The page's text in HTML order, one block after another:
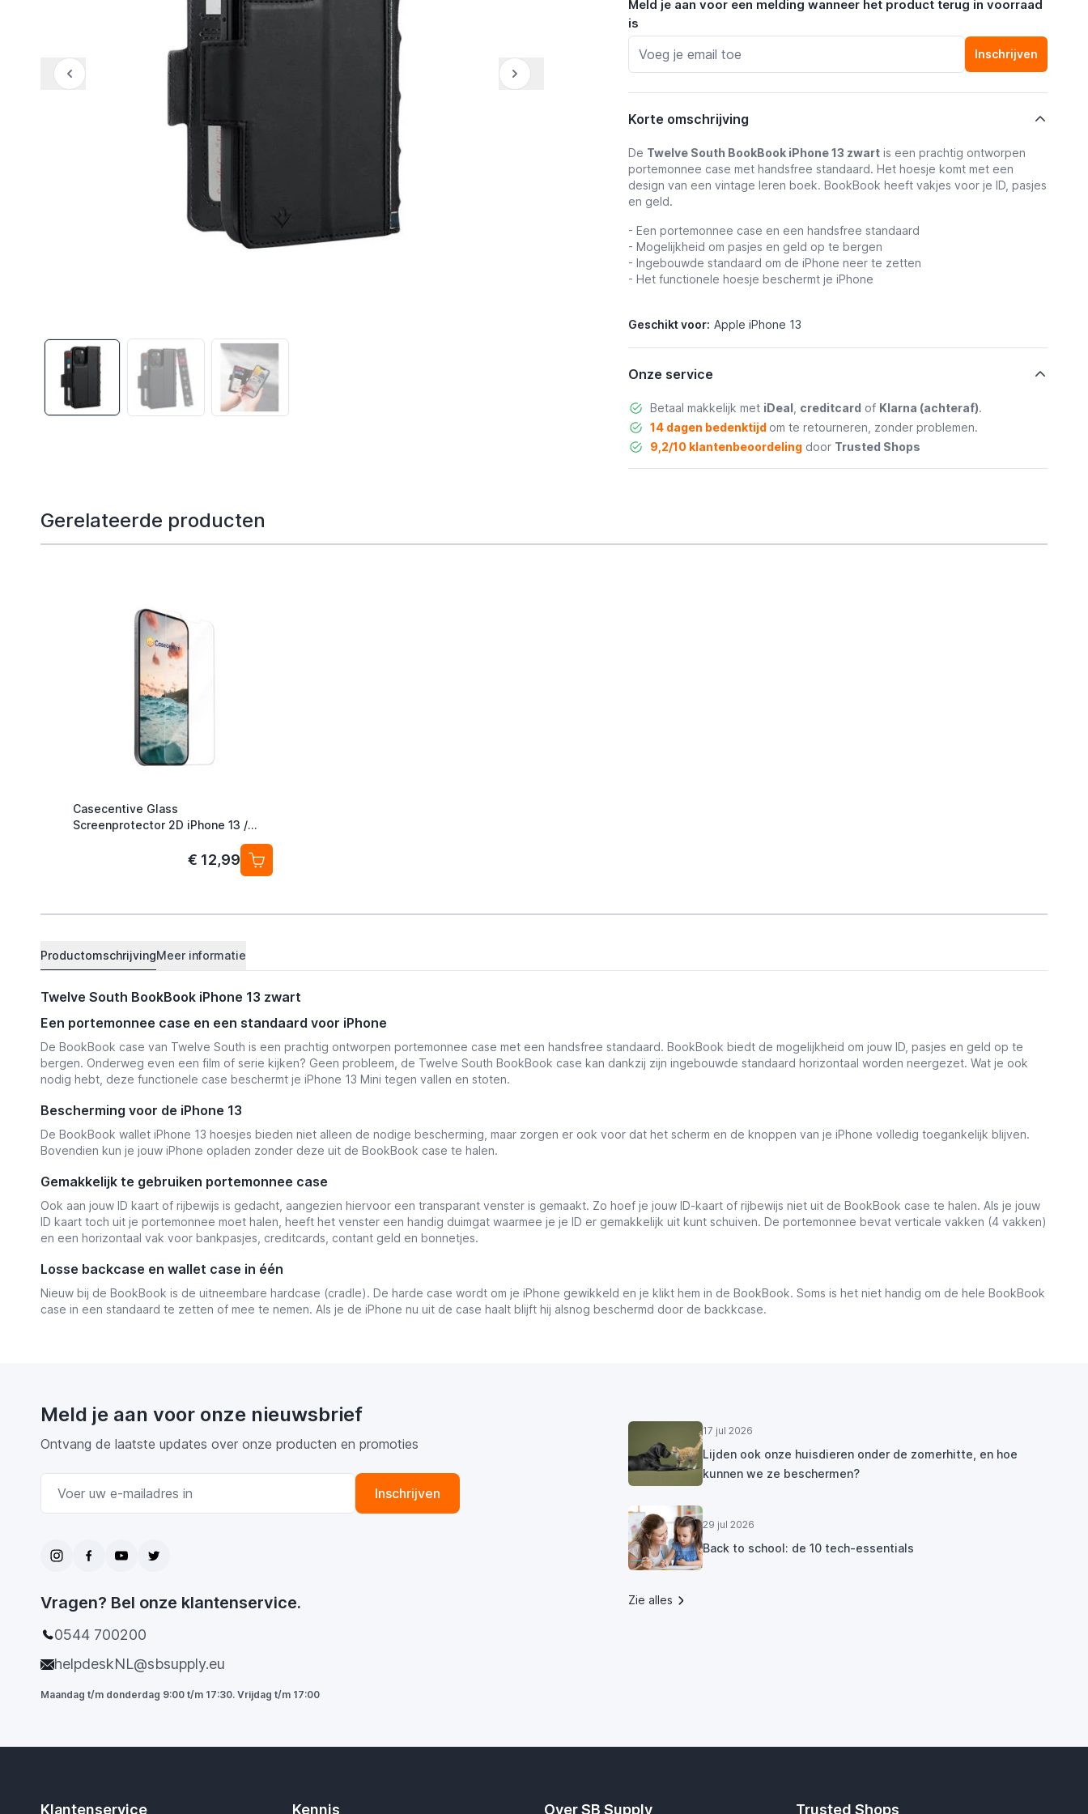
Meld je aan voor een melding wanneer het product terug in voorraad
is
Inschrijven
Korte omschrijving
De Twelve South BookBook iPhone 13 zwartis een prachtig ontworpen
portemonnee case met handsfree standaard. Het hoesje komt met een
design van een vintage leren boek. BookBook heeft vakjes voor je ID, pasjes
en geld.
- Een portemonnee case en een handsfree standaard
- Mogelijkheid om pasjes en geld op te bergen
- Ingebouwde standaard om de iPhone neer te zetten
- Het functionele hoesje beschermt je iPhone
Geschikt voor: Apple iPhone 13
Onze service
Betaal makkelijk met iDeal creditcard of Klarna (achteraf).
14 dagen bedenktijd om te retourneren, zonder problemen.
9,2/10 klantenbeoordelingdoor Trusted Shops
Gerelateerde producten
Casecentive Glass
Screenprotector 2D iPhone 13 /
€ 12,99
ProductomschrijvingMeer informatie
Twelve South BookBook iPhone 13 zwart
Een portemonnee case en een standaard voor iPhone
De BookBook case van Twelve South is een prachtig ontworpen portemonnee case met een handsfree standaard. BookBook biedt de mogelijkheid om jouw ID, pasjes en geld op te
bergen. Onderweg even een film of serie kijken? Geen probleem, de Twelve South BookBook case kan dankzij zijn ingebouwde standaard horizontaal worden neergezet. Wat je ook
nodig hebt, deze functionele case beschermt je iPhone 13 Mini tegen vallen en stoten.
Bescherming voor de iPhone 13
De BookBook wallet iPhone 13 hoesjes bieden niet alleen de nodige bescherming, maar zorgen er ook voor dat het scherm en de knoppen van je iPhone volledig toegankelijk blijven.
Bovendien kun je jouw iPhone opladen zonder deze uit de BookBook case te halen.
Gemakkelijk te gebruiken portemonnee case
Ook aan jouw ID kaart of rijbewijs is gedacht, aangezien hiervoor een transparant venster is gemaakt. Zo hoef je jouw ID-kaart of rijbewijs niet uit de BookBook case te halen. Als je jouw
ID kaart toch uit je portemonnee moet halen, heeft het venster een handig duimgat waarmee je je ID er gemakkelijk uit kunt schuiven. De portemonnee bevat verticale vakken (4 vakken)
en een horizontaal vak voor bankpasjes, creditcards, contant geld en bonnetjes.
Losse backcase en wallet case in één
Nieuw bij de BookBook is de uitneembare hardcase (cradle). De harde case wordt om je iPhone gewikkeld en je klikt hem in de BookBook. Soms is het niet handig om de hele BookBook
case in een standaard te zetten of mee te nemen. Als je de iPhone nu uit de case haalt blijft hij alsnog beschermd door de backkcase.
Meld je aan voor onze nieuwsbrief
Ontvang de laatste updates over onze producten en promoties
Inschrijven
Vragen? Bel onze klantenservice.
0544 700200
helpdeskNL@sbsupply.eu
Maandag t/m donderdag 9:00 t/m 17:30. Vrijdag t/m 17:00
17 jul 2026
Lijden ook onze huisdieren onder de zomerhitte, en hoe
kunnen we ze beschermen?
29 jul 2026
Back to school: de 10 tech-essentials
Zie alles
Klantenservice Kennis Over SB Supply Trusted Shops